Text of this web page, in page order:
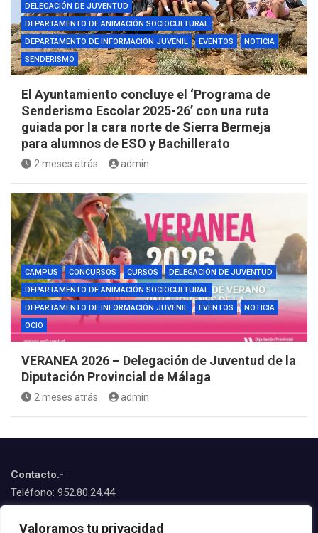
Valoramos tu privacidad
DELEGACIÓN DE JUVENTUD
DEPARTAMENTO DE ANIMACIÓN SOCIOCULTURAL
DEPARTAMENTO DE INFORMACIÓN JUVENIL
EVENTOS
NOTICIA
SENDERISMO
El Ayuntamiento concluye el ‘Programa de
Senderismo Escolar 2025-26’ con una ruta
guiada por la cara norte de Sierra Bermeja
para alumnos de ESO y Bachillerato
2 meses atrás admin
CAMPUS CONCURSOS CURSOS
DELEGACIÓN DE JUVENTUD
DEPARTAMENTO DE ANIMACIÓN SOCIOCULTURAL
DEPARTAMENTO DE INFORMACIÓN JUVENIL
EVENTOS
NOTICIA
OCIO
VERANEA 2026 – Delegación de Juventud de la
Diputación Provincial de Málaga
2 meses atrás admin
Contacto.-
Teléfono: 952.80.24.44
juventud@estepona.es